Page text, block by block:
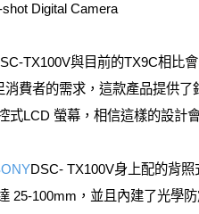
Digital Camera
TX100V與目前的TX9C相比
消費者的需求，這款產品提供
式LCD 螢幕，相信這樣的設計
DSC- TX100V身上配的背
25-100mm，並且內建了光學